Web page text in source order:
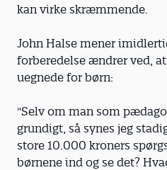
kan virke skræmmende.
John Halse mener
forberedelse ændrer ved,
uegnede for børn:
"Selv om man som
grundigt, så synes jeg
store 10.000 kroners
børnene ind og se det?